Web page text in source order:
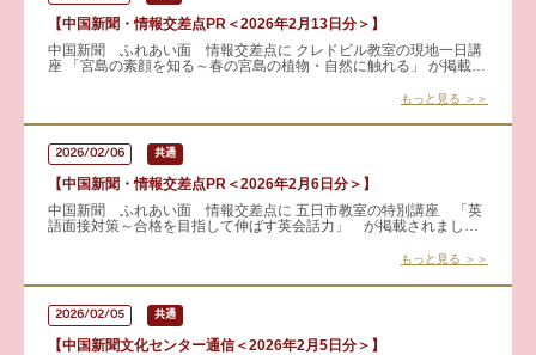
【中国新聞・情報交差点PR＜2026年2月13日分＞】
中国新聞 ふれあい面 情報交差点に クレドビル教室の現地一日講
座 「宮島の素顔を知る～春の宮島の植物・自然に触れる」 が掲載さ
もっと見る ＞＞
2026/02/06 共通
【中国新聞・情報交差点PR＜2026年2月6日分＞】
中国新聞 ふれあい面 情報交差点に 五日市教室の特別講座 「英
語面接対策～合格を目指して伸ばす英会話力」 が掲載されました
もっと見る ＞＞
2026/02/05 共通
【中国新聞文化センター通信＜2026年2月5日分＞】